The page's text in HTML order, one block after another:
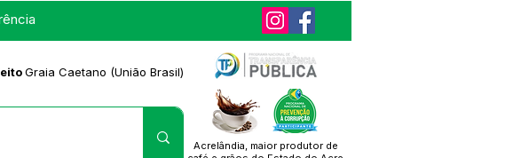
Graia Caetano (União Brasil)
Acrelândia, maior produtor de